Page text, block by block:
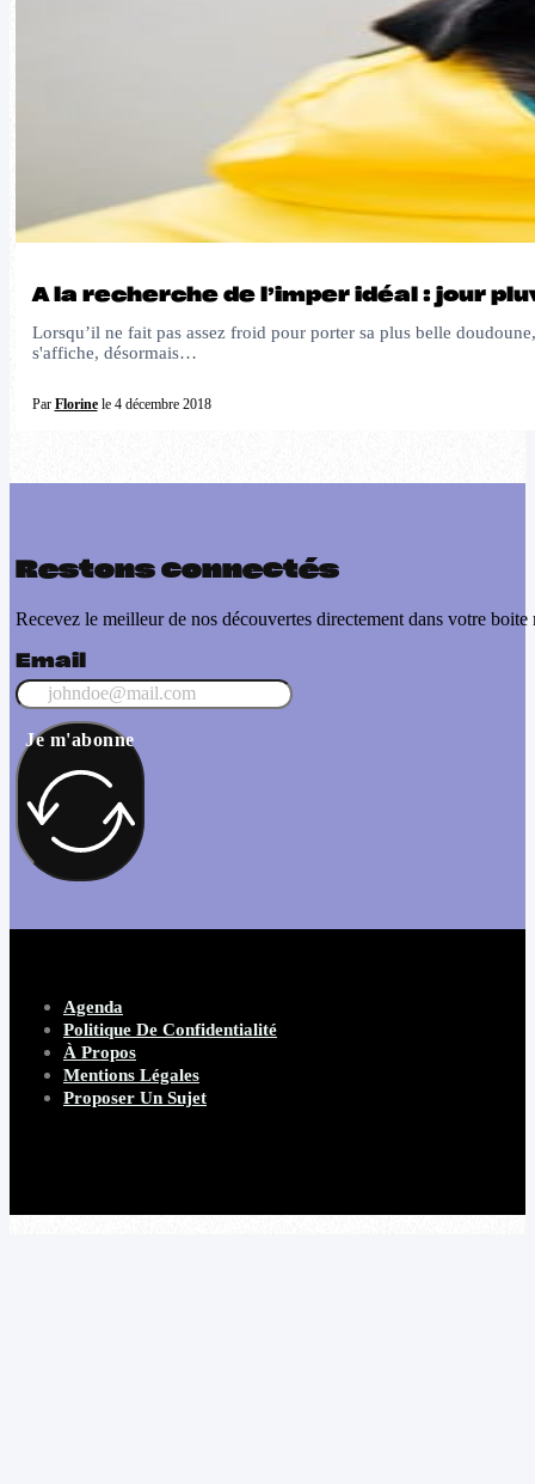
A la recherche de l’imper idéal : jour
Lorsqu’il ne fait pas assez froid pour porter sa plus belle
s'affiche, désormais…
Par Florinele 4 décembre 2018
Restons connectés
Recevez le meilleur de nos découvertes directement dans votre boite
Email
Je m'abonne
Agenda
Politique De Confidentialité
À Propos
Mentions Légales
Proposer Un Sujet